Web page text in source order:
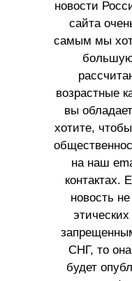
новости
сайта
самым мы
возрастные
вы
хотите,
на наш
контактах.
новость
СНГ, то
будет